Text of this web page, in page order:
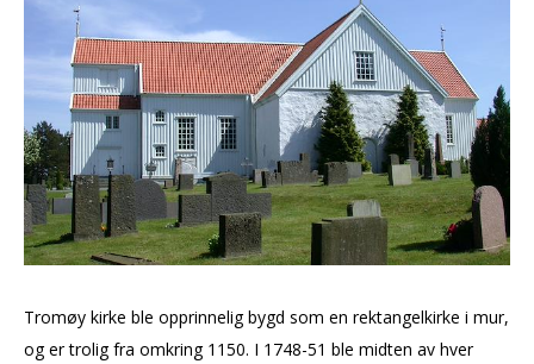
OM OSS
Tromøy kirke ble opprinnelig bygd som en rektangelkirke i mur,
og er trolig fra omkring 1150. I 1748-51 ble midten av hver